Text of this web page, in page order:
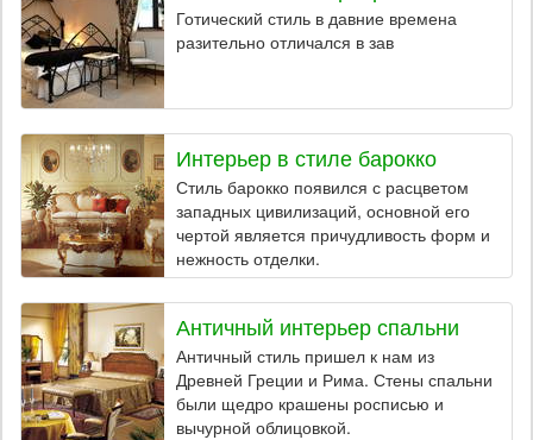
Готический стиль в давние времена
разительно отличался в зав
Интерьер в стиле барокко
Стиль барокко появился с расцветом
западных цивилизаций, основной его
чертой является причудливость форм и
нежность отделки.
Античный интерьер спальни
Античный стиль пришел к нам из
Древней Греции и Рима. Стены спальни
были щедро крашены росписью и
вычурной облицовкой.